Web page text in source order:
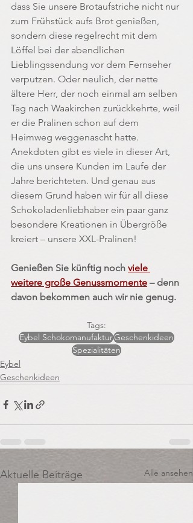
dass Sie unsere Brotaufstriche nicht nur
zum Frühstück aufs Brot genießen,
sondern diese regelrecht mit dem
Löffel bei der abendlichen
Lieblingssendung vor dem Fernseher
verputzen. Oder neulich, der nette
ältere Herr, der noch einmal am selben
Tag nach Waakirchen zurückkehrte, weil
er die Pralinen schon auf dem
Heimweg weggenascht hatte.
Anekdoten gibt es viele in dieser Art,
die uns unsere Kunden im Laufe der
Jahre berichteten. Und genau aus
diesem Grund haben wir für all diese
Schokoladenliebhaber ein paar ganz
besondere Kreationen in Übergröße
kreiert – unsere XXL-Pralinen!
Genießen Sie künftig noch viele
weitere große Genussmomente – denn
davon bekommen auch wir nie genug.
Tags:
Eybel SchokomanufakturGeschenkideen
Spezialitäten
Eybel
Geschenkideen
Aktuelle Beiträge Alle ansehen